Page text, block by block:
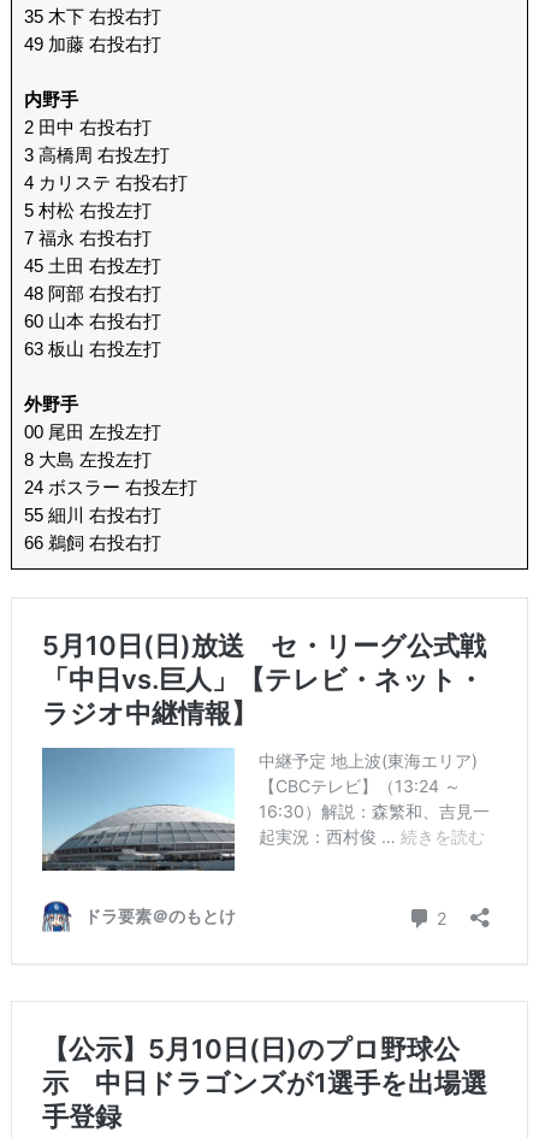
35 木下 右投右打
49 加藤 右投右打
内野手
2 田中 右投右打
3 高橋周 右投左打
4 カリステ 右投右打
5 村松 右投左打
7 福永 右投右打
45 土田 右投左打
48 阿部 右投右打
60 山本 右投右打
63 板山 右投左打
外野手
00 尾田 左投左打
8 大島 左投左打
24 ボスラー 右投左打
55 細川 右投右打
66 鵜飼 右投右打